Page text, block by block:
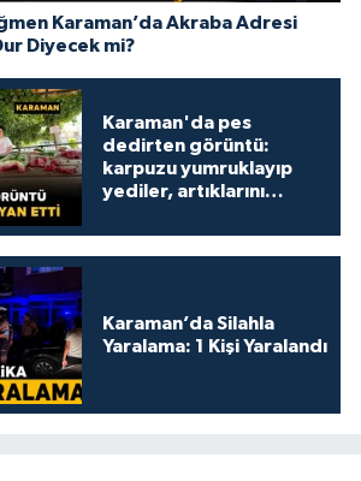
Karaman’da Akraba Adresi
Diyecek mi?
Karaman'da pes
dedirten görüntü:
karpuzu yumruklayıp
yediler, artıklarını
Karaman’da Silahla
Yaralama: 1 Kişi Yaralandı